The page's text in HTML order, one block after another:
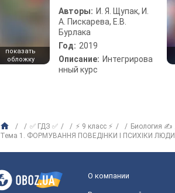
показать
обложку
Авторы: И. Я. Щупак, И.
А. Пискарева, Е.В.
Бурлака
Год: 2019
Описание: Интегрирова
нный курс
✅ ГДЗ ✅ ⚡ 9 класс ⚡ Биология ✍
Тема 1. ФОРМУВАННЯ ПОВЕДІНКИ І ПСИХІКИ
О компании